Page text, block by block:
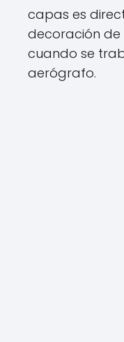
capas es
decoración de
cuando se
aerógrafo.